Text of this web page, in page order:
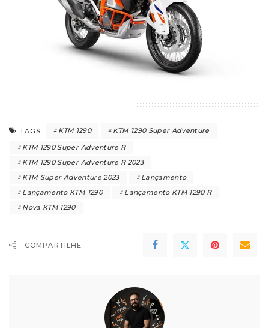
TAGS KTM 1290
KTM 1290 Super Adventure
KTM 1290 Super Adventure R
KTM 1290 Super Adventure R 2023
KTM Super Adventure 2023
Lançamento
Lançamento KTM 1290
Lançamento KTM 1290 R
Nova KTM 1290
COMPARTILHE